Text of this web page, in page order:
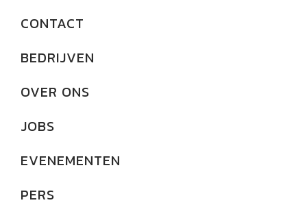
CONTACT
BEDRIJVEN
OVER ONS
JOBS
EVENEMENTEN
PERS